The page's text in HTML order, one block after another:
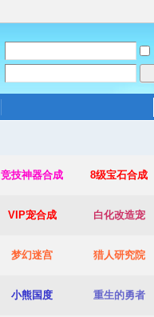
竞技神器合成 8级宝石合成
VIP宠合成 白化改造宠
梦幻迷宫 猎人研究院
小熊国度 重生的勇者